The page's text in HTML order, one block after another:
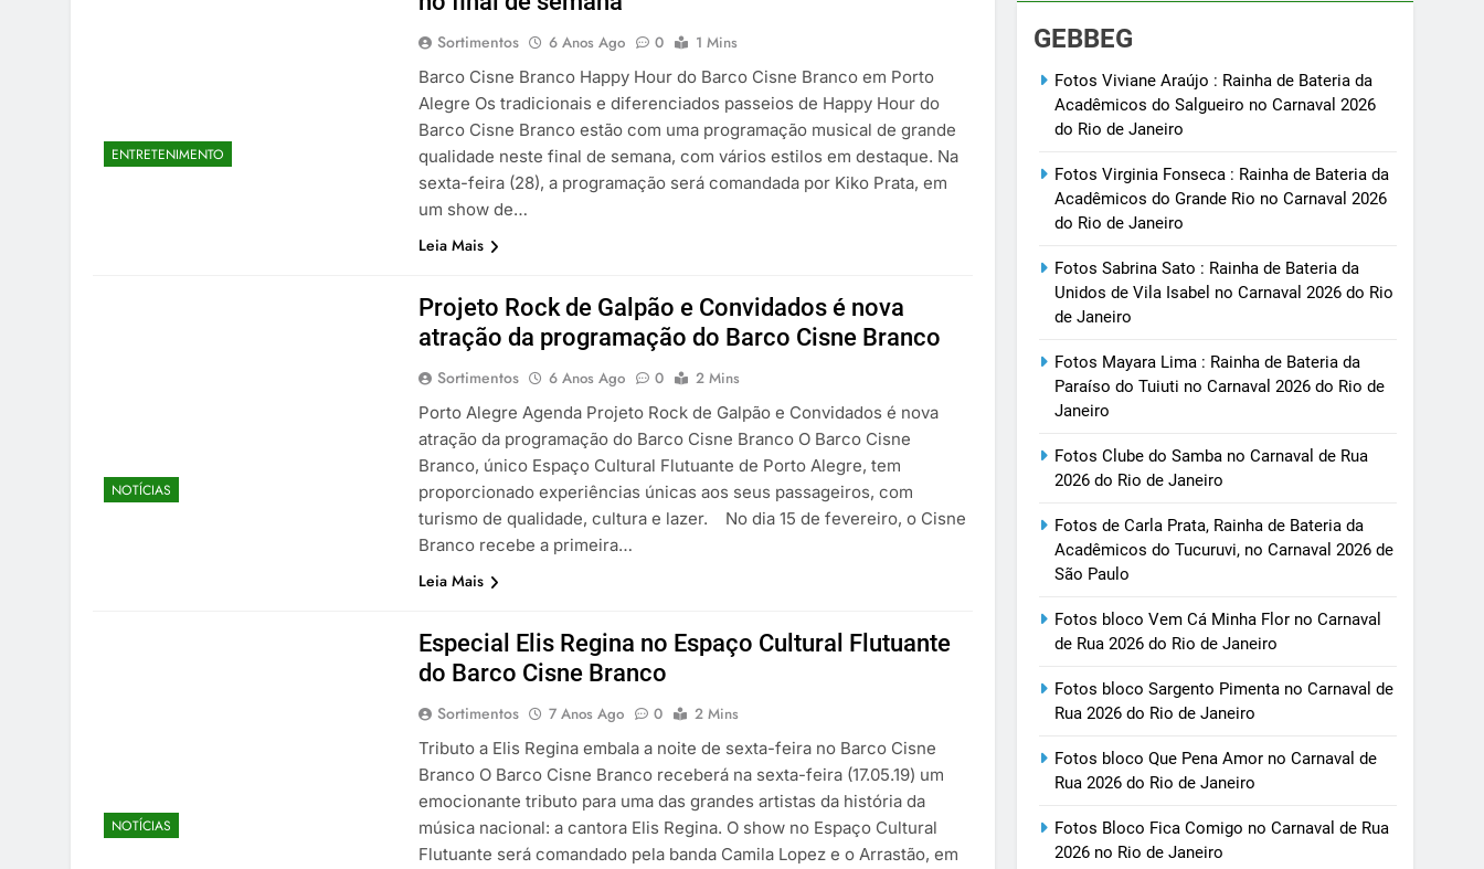
ENTRETENIMENTO
Sortimentos 6 Anos Ago 0
1 Mins
Barco Cisne Branco Happy Hour do Barco Cisne Branco em Porto
Alegre Os tradicionais e diferenciados passeios de Happy Hour do
Barco Cisne Branco estão com uma programação musical de grande
qualidade neste final de semana, com vários estilos em destaque. Na
sexta-feira (28), a programação será comandada por Kiko Prata, em
um show de…
Leia Mais
NOTÍCIAS
Projeto Rock de Galpão e Convidados é nova
atração da programação do Barco Cisne Branco
Sortimentos 6 Anos Ago 0
2 Mins
Porto Alegre Agenda Projeto Rock de Galpão e Convidados é nova
atração da programação do Barco Cisne Branco O Barco Cisne
Branco, único Espaço Cultural Flutuante de Porto Alegre, tem
proporcionado experiências únicas aos seus passageiros, com
turismo de qualidade, cultura e lazer. No dia 15 de fevereiro, o Cisne
Branco recebe a primeira…
Leia Mais
NOTÍCIAS
Especial Elis Regina no Espaço Cultural Flutuante
do Barco Cisne Branco
Sortimentos 7 Anos Ago 0
2 Mins
Tributo a Elis Regina embala a noite de sexta-feira no Barco Cisne
Branco O Barco Cisne Branco receberá na sexta-feira (17.05.19) um
emocionante tributo para uma das grandes artistas da história da
música nacional: a cantora Elis Regina. O show no Espaço Cultural
Flutuante será comandado pela banda Camila Lopez e o Arrastão, em
GEBBEG
Fotos Viviane Araújo : Rainha de Bateria da
Acadêmicos do Salgueiro no Carnaval 2026
do Rio de Janeiro
Fotos Virginia Fonseca : Rainha de Bateria da
Acadêmicos do Grande Rio no Carnaval 2026
do Rio de Janeiro
Fotos Sabrina Sato : Rainha de Bateria da
Unidos de Vila Isabel no Carnaval 2026 do Rio
de Janeiro
Fotos Mayara Lima : Rainha de Bateria da
Paraíso do Tuiuti no Carnaval 2026 do Rio de
Janeiro
Fotos Clube do Samba no Carnaval de Rua
2026 do Rio de Janeiro
Fotos de Carla Prata, Rainha de Bateria da
Acadêmicos do Tucuruvi, no Carnaval 2026 de
São Paulo
Fotos bloco Vem Cá Minha Flor no Carnaval
de Rua 2026 do Rio de Janeiro
Fotos bloco Sargento Pimenta no Carnaval de
Rua 2026 do Rio de Janeiro
Fotos bloco Que Pena Amor no Carnaval de
Rua 2026 do Rio de Janeiro
Fotos Bloco Fica Comigo no Carnaval de Rua
2026 no Rio de Janeiro